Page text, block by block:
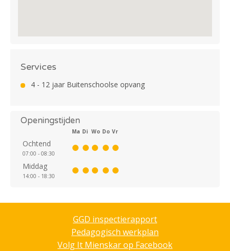
Services
4 - 12 jaar Buitenschoolse opvang
Openingstijden
Ma Di Wo Do Vr
Ochtend
07:00 - 08:30
Middag
14:00 - 18:30
GGD inspectierapport
Pedagogisch werkplan
Volg It Mienskar op Facebook